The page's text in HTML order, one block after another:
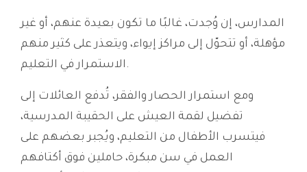
المدارس، إن وُجدت، غالبًا ما تكون بعيدة عنهم، أو غير
مؤهلة، أو تتحوّل إلى مراكز إيواء، ويتعذر على كثير منهم
الاستمرار في التعليم.
ومع استمرار الحصار والفقر، تُدفع العائلات إلى
تفضيل لقمة العيش على الحقيبة المدرسية،
فيتسرب الأطفال من التعليم، ويُجبر بعضهم على
العمل في سن مبكرة، حاملين فوق أكتافهم